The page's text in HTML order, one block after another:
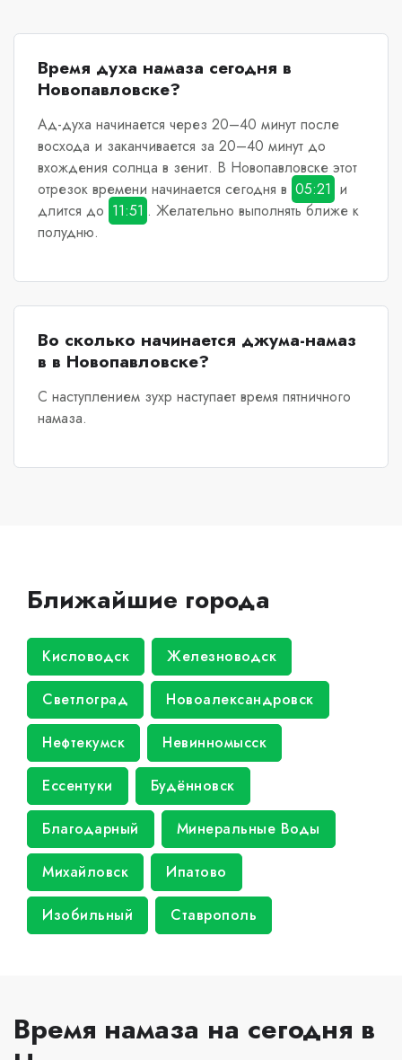
Время духа намаза сегодня в
Новопавловске?
Ад-духа начинается через 20–40 минут после
восхода и заканчивается за 20–40 минут до
вхождения солнца в зенит. В Новопавловскеэтот
отрезок времени начинается сегодня в 05:21 и
длится до 11:51 . Желательно выполнять ближе к
полудню.
Во сколько начинается джума-намаз
в в Новопавловске?
С наступлением зухр наступает время пятничного
намаза.
Ближайшие города
Кисловодск Железноводск
Светлоград Новоалександровск
Нефтекумск Невинномысск
Ессентуки Будённовск
Благодарный Минеральные Воды
Михайловск Ипатово
Изобильный Ставрополь
Время намаза на сегодня в